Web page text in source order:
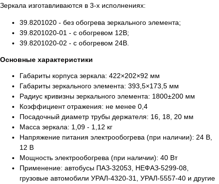
Зеркала изготавливаются в 3-х исполнениях:
39.8201020 - без обогрева зеркального элемента;
39.8201020-01 - с обогревом 12В;
39.8201020-02 - с обогревом 24В.
Основные характеристики
Габариты корпуса зеркала: 422×202×92 мм
Габариты зеркального элемента: 393,5×173,5 мм
Радиус кривизны зеркального элемента: 1800±200 мм
Коэффициент отражения: не менее 0,4
Посадочный диаметр трубы держателя: 16, 18, 20 мм
Масса зеркала: 1,09 - 1,12 кг
Напряжение питания электрообогрева (при наличии): 24 В,
12 В
Мощность электрообогрева (при наличии): 40 Вт
Применение: автобусы ПАЗ-32053, НЕФАЗ-5299-08,
грузовые автомобили УРАЛ-4320-31, УРАЛ-5557-40 и другие